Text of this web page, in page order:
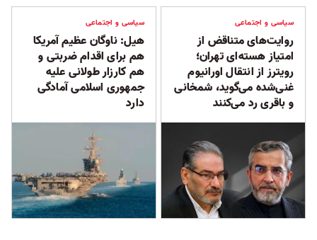
سیاسی و اجتماعی
روایت‌های متناقض از
امتیاز هسته‌ای تهران؛
رویترز از انتقال اورانیوم
غنی‌شده می‌گوید، شمخانی
و باقری رد می‌کنند
سیاسی و اجتماعی
هیل: ناوگان عظیم آمریکا
هم برای اقدام ضربتی و
هم کارزار طولانی علیه
جمهوری اسلامی آمادگی
دارد